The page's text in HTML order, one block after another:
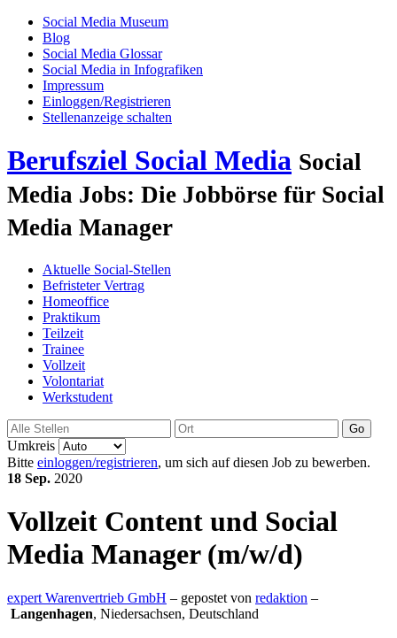
Social Media Museum
Blog
Social Media Glossar
Social Media in Infografiken
Impressum
Einloggen/Registrieren
Stellenanzeige schalten
Berufsziel Social Media Social
Media Jobs: Die Jobbörse für Social
Media Manager
Aktuelle Social-Stellen
Befristeter Vertrag
Homeoffice
Praktikum
Teilzeit
Trainee
Vollzeit
Volontariat
Werkstudent
Go
Umkreis
Bitte einloggen/registrieren, um sich auf diesen Job zu bewerben.
18 Sep. 2020
Vollzeit Content und Social
Media Manager (m/w/d)
expert Warenvertrieb GmbH – gepostet von redaktion –
Langenhagen, Niedersachsen, Deutschland